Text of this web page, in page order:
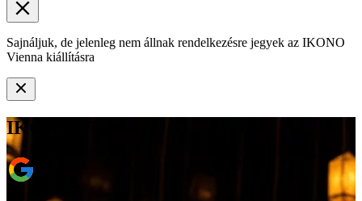
Sajnáljuk, de jelenleg nem állnak rendelkezésre jegyek az IKONO
Vienna kiállításra
IKONO Vienna